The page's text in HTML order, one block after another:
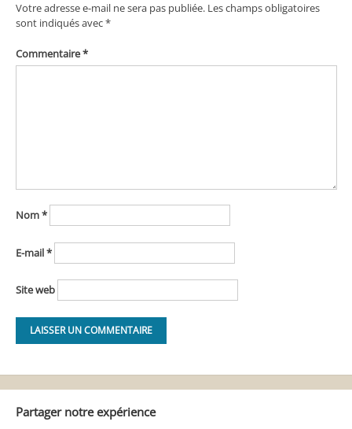
Votre adresse e-mail ne sera pas publiée. Les champs obligatoires
sont indiqués avec*
Commentaire*
Nom*
E-mail*
Site web
Partager notre expérience